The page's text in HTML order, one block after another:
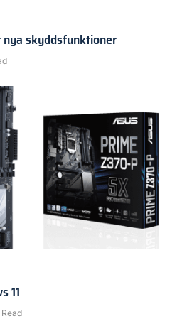
skyddsfunktioner
11